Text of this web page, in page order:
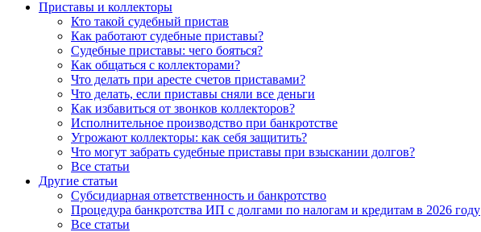
Приставы и коллекторы
Кто такой судебный пристав
Как работают судебные приставы?
Судебные приставы: чего бояться?
Как общаться с коллекторами?
Что делать при аресте счетов приставами?
Что делать, если приставы сняли все деньги
Как избавиться от звонков коллекторов?
Исполнительное производство при банкротстве
Угрожают коллекторы: как себя защитить?
Что могут забрать судебные приставы при взыскании долгов?
Все статьи
Другие статьи
Субсидиарная ответственность и банкротство
Процедура банкротства ИП с долгами по налогам и кредитам в 2026 году
Все статьи